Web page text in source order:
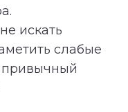
искать
слабые
привычный